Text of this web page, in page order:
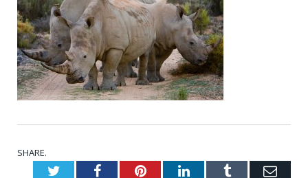
SHARE.
TwitterFacebookPinterestLinkedInTumblr